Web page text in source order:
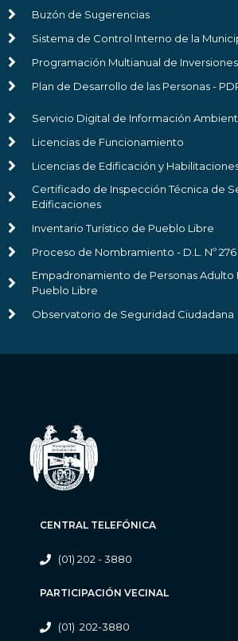
Buzón de Sugerencias
Sistema de Control Interno de la
Programación Multianual de Inversiones
Plan de Desarrollo de las Personas -
Servicio Digital de Información
Licencias de Funcionamiento
Licencias de Edificación y
Certificado de Inspección Técnica de
Edificaciones
Inventario Turístico de Pueblo Libre
Proceso de Nombramiento - D.L. Nº 276
Empadronamiento de Personas Adulto
Pueblo Libre
Observatorio de Seguridad Ciudadana
CENTRAL TELEFÓNICA
(01) 202 - 3880
PARTICIPACIÓN VECINAL
(01) 202-3880